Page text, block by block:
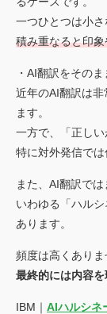
一つひとつは小さ
積み重なると印
・AI翻訳をその
近年のAI翻訳は
ます。
一方で、「正しい
特に対外発信では
また、AI翻訳で
いわゆる「ハル
あります。
頻度は高くありま
最終的には内容
IBM｜ AIハルシ